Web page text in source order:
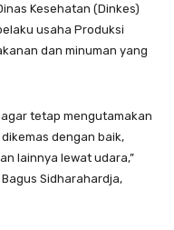
Kesehatan (Dinkes)
usaha Produksi
dan minuman yang
tetap mengutamakan
dengan baik,
lainnya lewat udara,”
Sidharahardja,